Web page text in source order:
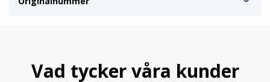
Vad tycker våra kunder